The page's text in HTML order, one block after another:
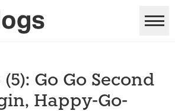
Go Go Second
Happy-Go-